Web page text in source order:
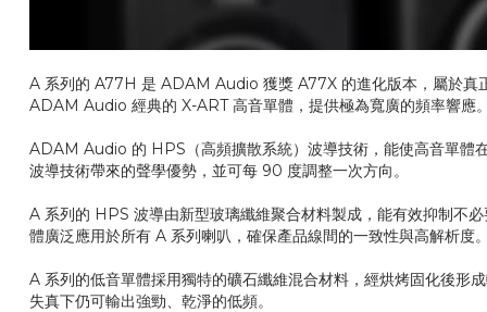
A 系列的 A77H 是 ADAM Audio 獲獎 A77X 的進化版本，屬於真
ADAM Audio 經典的 X-ART 高音單體，提供極為寬廣的頻率響應
ADAM Audio 的 HPS（高頻擴散系統）波導技術，能使高音單體
波導技術帶來的聲學優勢，並可每 90 度調整一次方向。
A 系列的 HPS 波導由新型玻璃纖維聚合材料製成，能有效抑制不
體廣泛應用於所有 A 系列喇叭，確保產品線間的一致性與高解析度
A 系列的低音單體採用獨特的礦石纖維混合材料，經烘烤固化後形
失真下仍可輸出強勁、乾淨的低頻。